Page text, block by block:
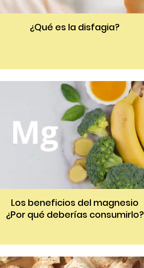
¿Qué es la disfagia?
Los beneficios del magnesio
¿Por qué deberías consumirlo?